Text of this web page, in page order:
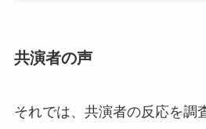
共演者の声
それでは、共演者の反応を調